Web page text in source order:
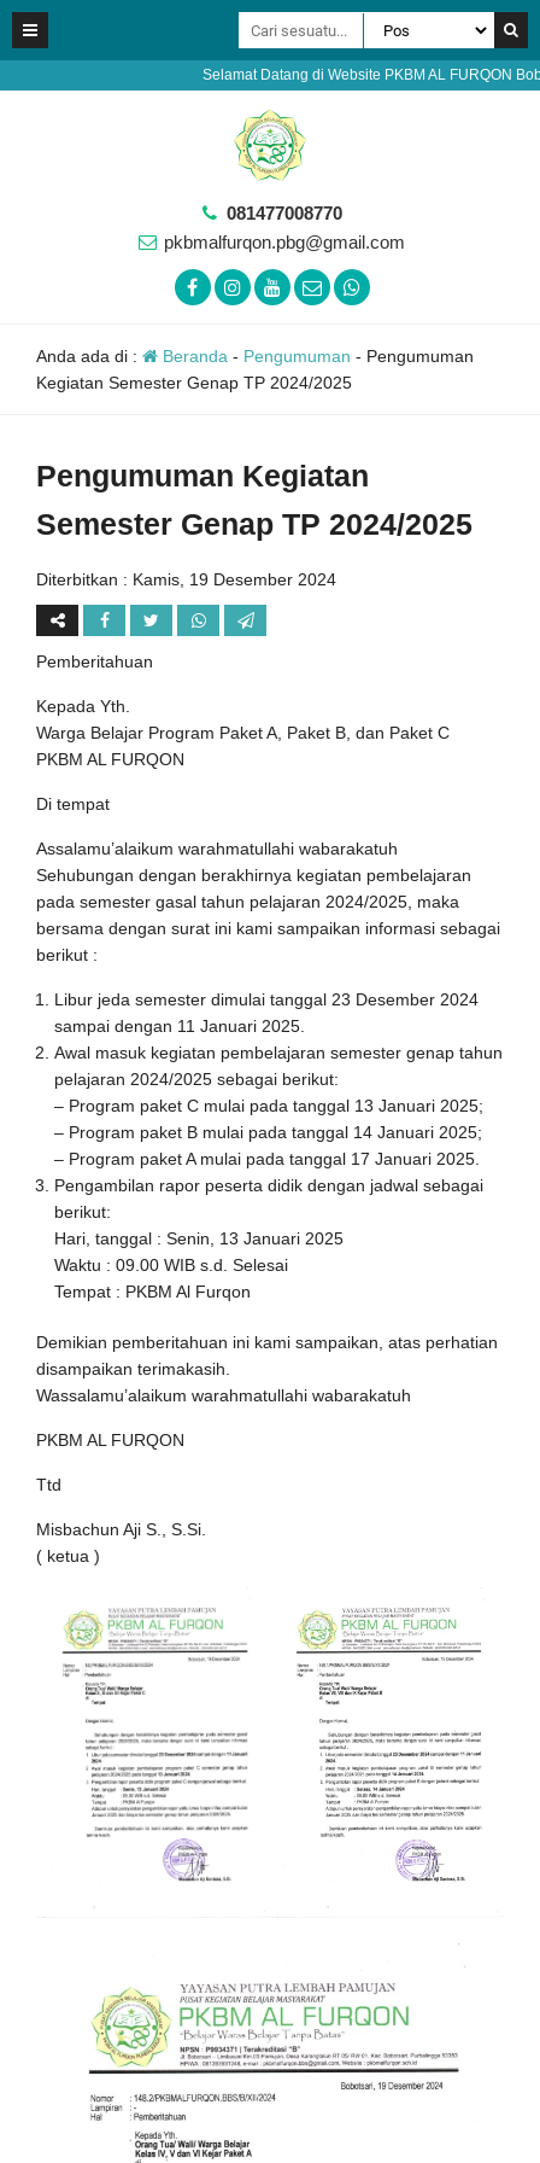
Selamat Datang di Website PKBM AL FURQON
081477008770
pkbmalfurqon.pbg@gmail.com
Anda ada di : Beranda - Pengumuman - Pengumuman
Kegiatan Semester Genap TP 2024/2025
Pengumuman Kegiatan
Semester Genap TP 2024/2025
Diterbitkan : Kamis, 19 Desember 2024
Pemberitahuan
Kepada Yth.
Warga Belajar Program Paket A, Paket B, dan Paket C
PKBM AL FURQON
Di tempat
Assalamu’alaikum warahmatullahi wabarakatuh
Sehubungan dengan berakhirnya kegiatan pembelajaran
pada semester gasal tahun pelajaran 2024/2025, maka
bersama dengan surat ini kami sampaikan informasi sebagai
berikut :
Libur jeda semester dimulai tanggal 23 Desember 2024
sampai dengan 11 Januari 2025.
Awal masuk kegiatan pembelajaran semester genap tahun
pelajaran 2024/2025 sebagai berikut:
– Program paket C mulai pada tanggal 13 Januari 2025;
– Program paket B mulai pada tanggal 14 Januari 2025;
– Program paket A mulai pada tanggal 17 Januari 2025.
Pengambilan rapor peserta didik dengan jadwal sebagai
berikut:
Hari, tanggal : Senin, 13 Januari 2025
Waktu : 09.00 WIB s.d. Selesai
Tempat : PKBM Al Furqon
Demikian pemberitahuan ini kami sampaikan, atas perhatian
disampaikan terimakasih.
Wassalamu’alaikum warahmatullahi wabarakatuh
PKBM AL FURQON
Ttd
Misbachun Aji S., S.Si.
( ketua )